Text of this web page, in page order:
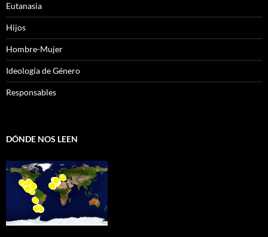
Eutanasia
Hijos
Hombre-Mujer
Ideología de Género
Responsables
DÓNDE NOS LEEN